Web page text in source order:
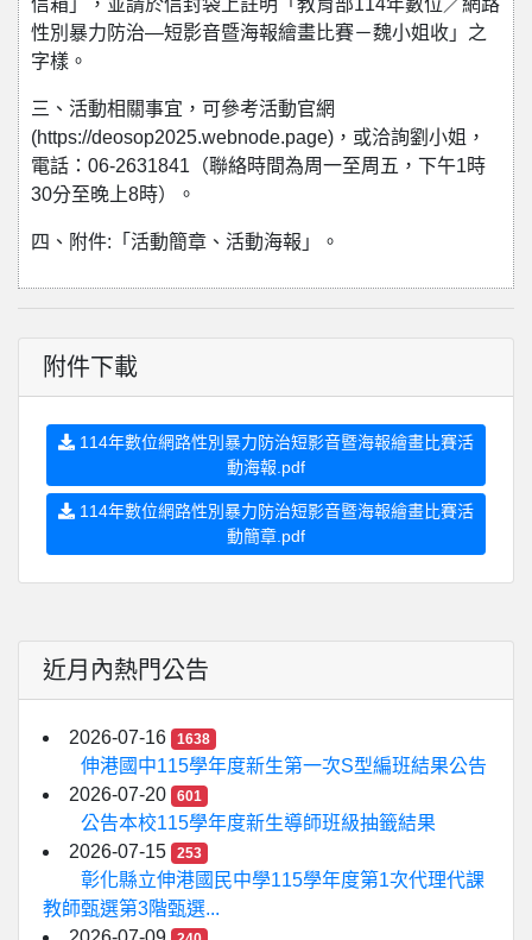
信箱」，並請於信封袋上註明「教育部114年數位／網路
性別暴力防治—短影音暨海報繪畫比賽－魏小姐收」之
字樣。
三、活動相關事宜，可參考活動官網
(https://deosop2025.webnode.page)，或洽詢劉小姐，
電話：06-2631841（聯絡時間為周一至周五，下午1時
30分至晚上8時）。
四、附件:「活動簡章、活動海報」。
附件下載
114年數位網路性別暴力防治短影音暨海報繪畫比賽活
動海報.pdf
114年數位網路性別暴力防治短影音暨海報繪畫比賽活
動簡章.pdf
近月內熱門公告
2026-07-16 1638
伸港國中115學年度新生第一次S型編班結果公告
2026-07-20
601
公告本校115學年度新生導師班級抽籤結果
2026-07-15
253
彰化縣立伸港國民中學115學年度第1次代理代課
教師甄選第3階甄選...